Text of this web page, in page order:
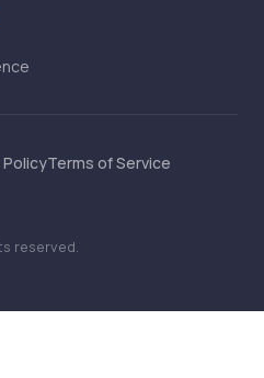
PolicyTerms of Service
reserved.